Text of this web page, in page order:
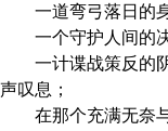
一道弯弓落日的身
一个守护人间的决
一计谍战策反的阴
声叹息；
在那个充满无奈与